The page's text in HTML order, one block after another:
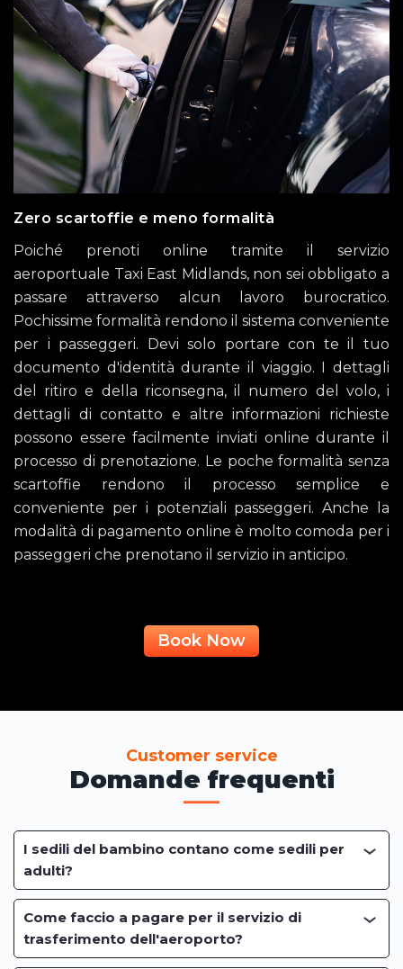
Zero scartoffie e meno formalità
Poiché prenoti online tramite il servizio
aeroportuale Taxi East Midlands, non sei obbligato a
passare attraverso alcun lavoro burocratico.
Pochissime formalità rendono il sistema conveniente
per i passeggeri. Devi solo portare con te il tuo
documento d'identità durante il viaggio. I dettagli
del ritiro e della riconsegna, il numero del volo, i
dettagli di contatto e altre informazioni richieste
possono essere facilmente inviati online durante il
processo di prenotazione. Le poche formalità senza
scartoffie rendono il processo semplice e
conveniente per i potenziali passeggeri. Anche la
modalità di pagamento online è molto comoda per i
passeggeri che prenotano il servizio in anticipo.
Book Now
Customer service
Domande frequenti
I sedili del bambino contano come sedili per
adulti?
Come faccio a pagare per il servizio di
trasferimento dell'aeroporto?